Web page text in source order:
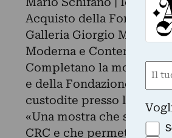
Acquisto della
Galleria Giorgio Marconi,
Moderna e
Completano la mostra
e della Fondazione CRT
custodite presso la GAM
«Una mostra che siamo
CRC e che permette di
Nome